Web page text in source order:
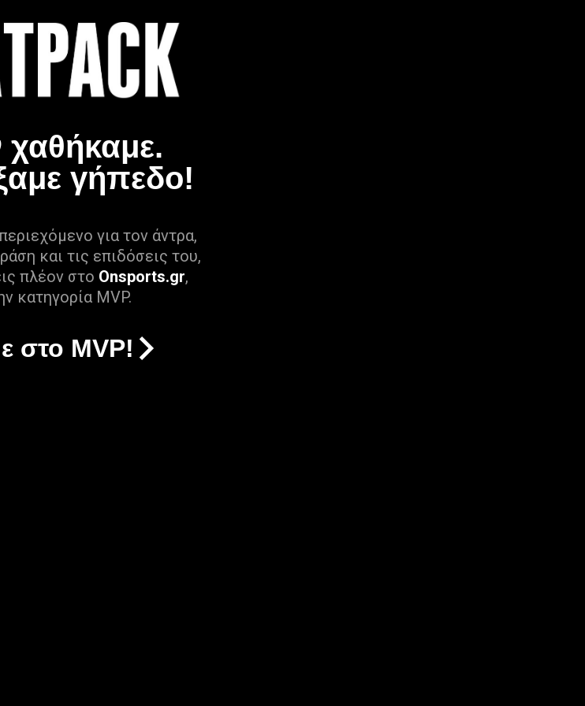
χαθήκαμε.
γήπεδο!
για τον άντρα,
και τις επιδόσεις του,
πλέον στο Onsports.gr,
κατηγορία MVP.
στο MVP!